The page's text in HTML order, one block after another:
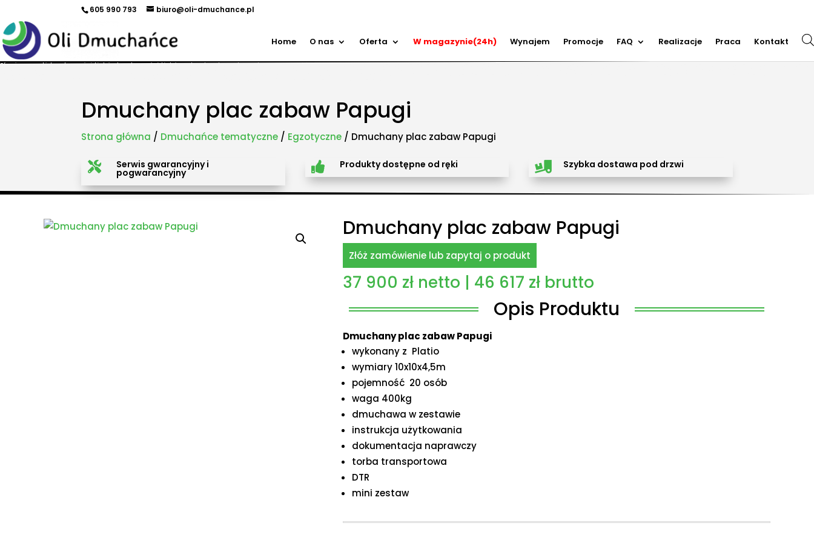
605 990 793 biuro@oli-dmuchance.pl
Home O nas Oferta W magazynie(24h) Wynajem Promocje FAQ Realizacje Praca Kontakt
Oferujemy zamki dmuchane, zjeżdżalnie dmuchane, zjeżdżalnie wodne, dmuchane place zabaw, tory przeszkód, zamki weselne, parki wodne dmuchane, namioty dmuchane, hale namiotowe, wynajem dmuchańców, organizacja imprez plenerowych, piana party, popcorn, wata cukrowa, granita,
Dmuchany plac zabaw Papugi
Strona główna / Dmuchańce tematyczne / Egzotyczne / Dmuchany plac zabaw Papugi
 Serwis gwarancyjny i
pogwarancyjny  Produkty dostępne od ręki  Szybka dostawa pod drzwi
Dmuchany plac zabaw Papugi
Złóż zamówienie lub zapytaj o produkt
37 900 zł netto | 46 617 zł brutto
Opis Produktu
Dmuchany plac zabaw Papugi
wykonany z Platio
wymiary 10x10x4,5m
pojemność 20 osób
waga 400kg
dmuchawa w zestawie
instrukcja użytkowania
dokumentacja naprawczy
torba transportowa
DTR
mini zestaw